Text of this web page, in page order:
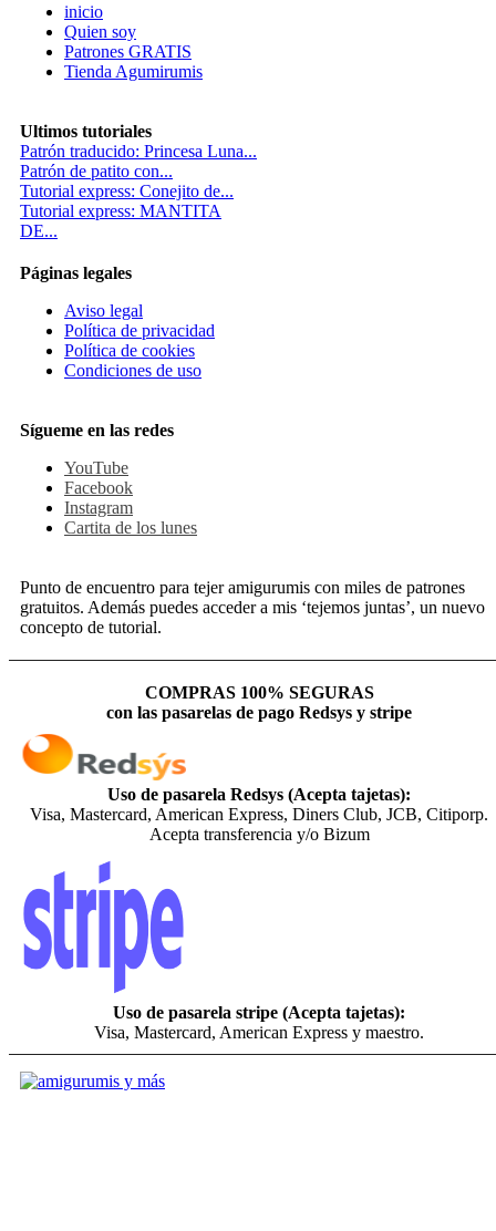
inicio
Quien soy
Patrones GRATIS
Tienda Agumirumis
Ultimos tutoriales
Patrón traducido: Princesa Luna...
Patrón de patito con...
Tutorial express: Conejito de...
Tutorial express: MANTITA
DE...
Páginas legales
Aviso legal
Política de privacidad
Política de cookies
Condiciones de uso
Sígueme en las redes
YouTube
Facebook
Instagram
Cartita de los lunes
Punto de encuentro para tejer amigurumis con miles de patrones
gratuitos. Además puedes acceder a mis ‘tejemos juntas’, un nuevo
concepto de tutorial.
COMPRAS 100% SEGURAS
con las pasarelas de pago Redsys y stripe
Uso de pasarela Redsys (Acepta tajetas):
Visa, Mastercard, American Express, Diners Club, JCB, Citiporp.
Acepta transferencia y/o Bizum
Uso de pasarela stripe (Acepta tajetas):
Visa, Mastercard, American Express y maestro.